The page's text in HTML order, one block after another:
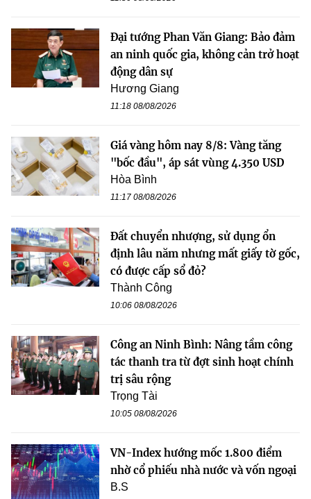
Đại tướng Phan Văn Giang: Bảo đảm
an ninh quốc gia, không cản trở hoạt
động dân sự
Hương Giang
11:18 08/08/2026
Giá vàng hôm nay 8/8: Vàng tăng
"bốc đầu", áp sát vùng 4.350 USD
Hòa Bình
11:17 08/08/2026
Đất chuyển nhượng, sử dụng ổn
định lâu năm nhưng mất giấy tờ gốc,
có được cấp sổ đỏ?
Thành Công
10:06 08/08/2026
Công an Ninh Bình: Nâng tầm công
tác thanh tra từ đợt sinh hoạt chính
trị sâu rộng
Trọng Tài
10:05 08/08/2026
VN-Index hướng mốc 1.800 điểm
nhờ cổ phiếu nhà nước và vốn ngoại
B.S